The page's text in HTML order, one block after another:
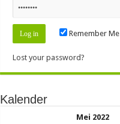
Remember Me
Lost your password?
Kalender
Mei 2022